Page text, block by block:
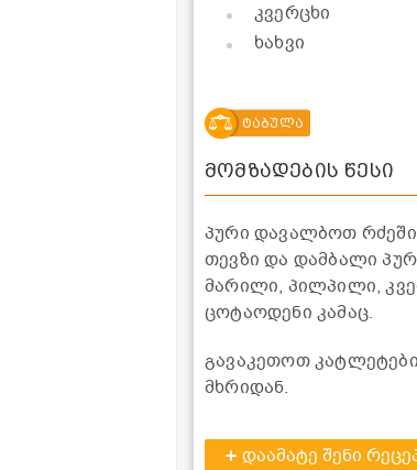
კვერცხი
ხახვი
ტაბულა
მომზადების წესი
პური დავალბოთ
თევზი და დამბალი
მარილი, პილპილი,
ცოტაოდენი კამაც.
გავაკეთოთ
მხრიდან.
დაამატე შენი